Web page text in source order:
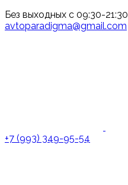
Без выходных с 09:30-21:30
avtoparadigma@gmail.com
+7 (993) 349-95-54